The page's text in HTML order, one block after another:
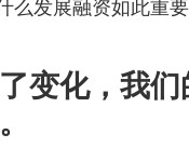
么发展融资如此重要
变化，我们